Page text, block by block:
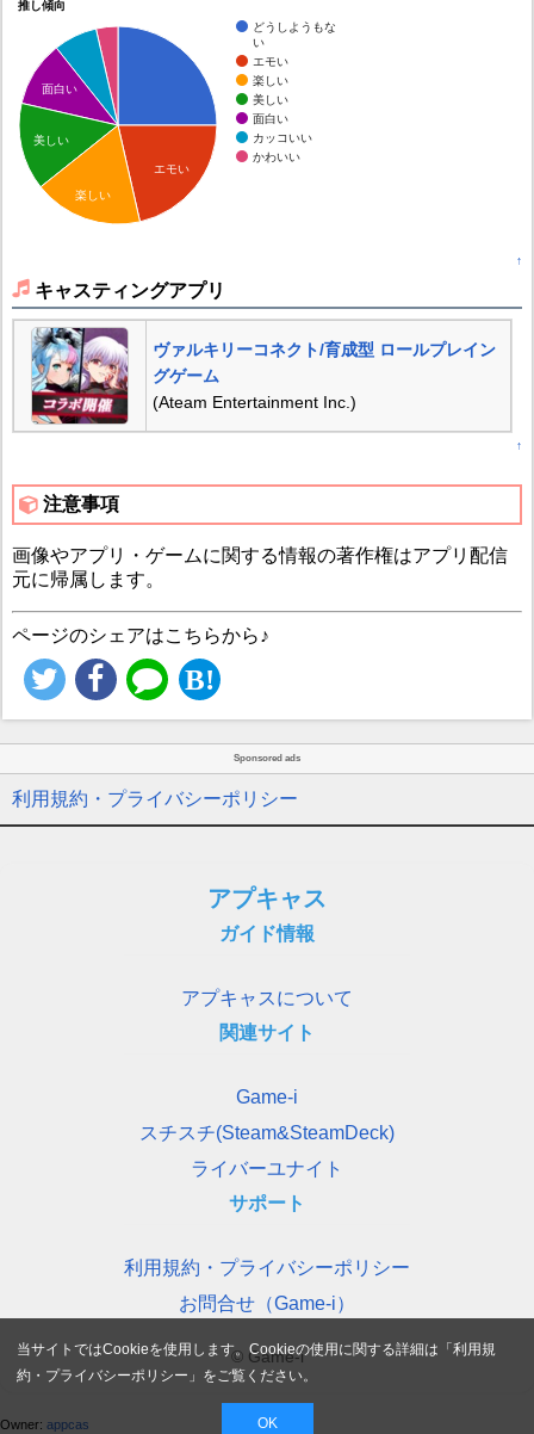
推し傾向
どうしようもな
い
エモい
楽しい
美しい
面白い
カッコいい
かわいい
エモい
面白い
美しい
楽しい
↑
キャスティングアプリ
ヴァルキリーコネクト/育成型 ロールプレイン
グゲーム
(Ateam Entertainment Inc.)
↑
注意事項
画像やアプリ・ゲームに関する情報の著作権はアプリ配信
元に帰属します。
ページのシェアはこちらから♪
Sponsored ads
利用規約・プライバシーポリシー
アプキャス
ガイド情報
アプキャスについて
関連サイト
Game-i
スチスチ(Steam&SteamDeck)
ライバーユナイト
サポート
利用規約・プライバシーポリシー
お問合せ（Game-i）
© Game-i
Owner: appcas
当サイトではCookieを使用します。Cookieの使用に関する詳細は「利用規
約・プライバシーポリシー 」をご覧ください。
OK